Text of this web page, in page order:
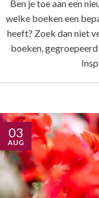
Ben je toe aan een
welke boeken een
heeft? Zoek dan niet
boeken,
03
AUG